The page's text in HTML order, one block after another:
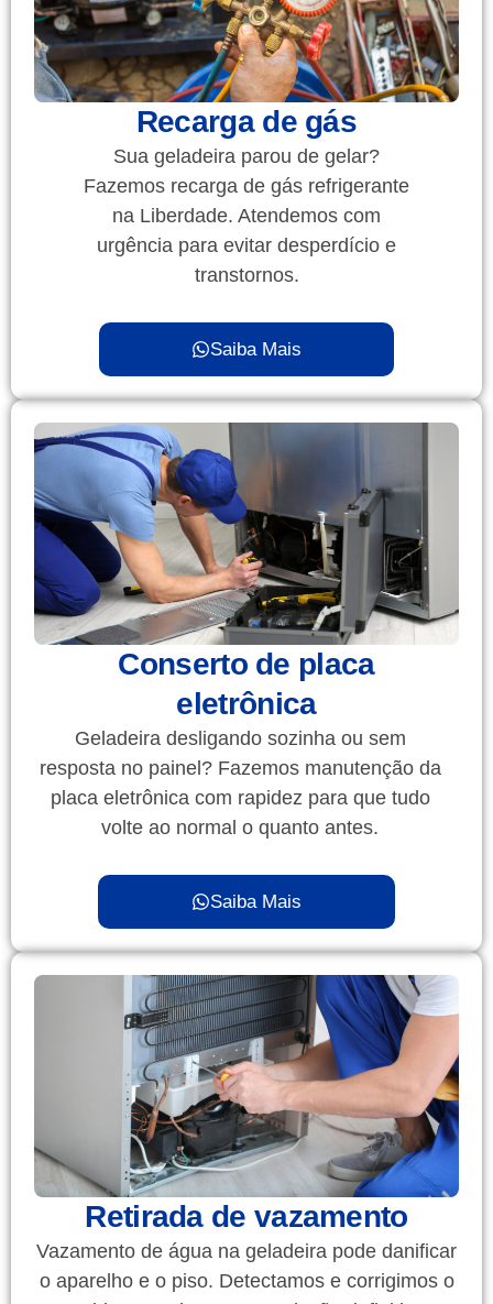
Recarga de gás
Sua geladeira parou de gelar?
Fazemos recarga de gás refrigerante
na Liberdade. Atendemos com
urgência para evitar desperdício e
transtornos.
Saiba Mais
Conserto de placa
eletrônica
Geladeira desligando sozinha ou sem
resposta no painel? Fazemos manutenção da
placa eletrônica com rapidez para que tudo
volte ao normal o quanto antes.
Saiba Mais
Retirada de vazamento
Vazamento de água na geladeira pode danificar
o aparelho e o piso. Detectamos e corrigimos o